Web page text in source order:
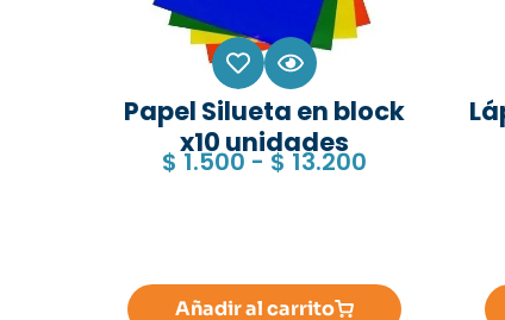
Papel Silueta en block
x10 unidades
$1.500 -$13.200
Añadir al carrito